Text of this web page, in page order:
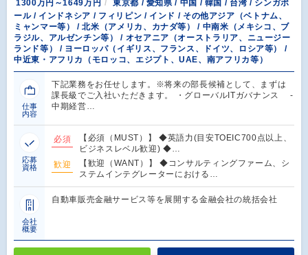
1300万円～1649万円
東京都 / 愛知県 / 中国 / 韓国 / 台湾 / シンガポ
ール / インドネシア / フィリピン / インド / その他アジア（ベトナム、
ミャンマー等） / 北米（アメリカ、カナダ等） / 中南米（メキシコ、ブ
ラジル、アルゼンチン等） / オセアニア（オーストラリア、ニュージー
ランド等） / ヨーロッパ（イギリス、フランス、ドイツ、ロシア等） /
中近東・アフリカ（モロッコ、エジプト、UAE、南アフリカ等）
仕事
内容
下記業務をお任せします。※将来の部長候補として、まずは
課長級でご入社いただきます。 ・グローバルITガバナンス ‐
中期経営…
応募
資格
必須
【必須（MUST）】 ◆英語力(目安TOEIC700点以上、
ビジネスレベル歓迎) ◆…
歓迎
【歓迎（WANT）】 ◆コンサルティングファーム、シ
ステムインテグレーターにおける…
会社
概要
自動車販売金融サービス等を展開する金融会社の統括会社